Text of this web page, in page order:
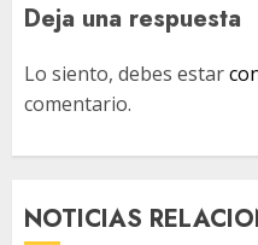
Deja una respuesta
Lo siento, debes estar
comentario.
NOTICIAS